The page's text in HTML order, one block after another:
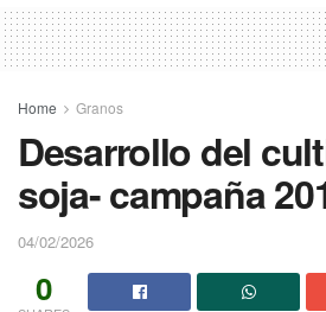
Home Granos
Desarrollo del
soja- campaña
04/02/2026
0